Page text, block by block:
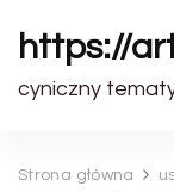
https://
cyniczny
Strona główna